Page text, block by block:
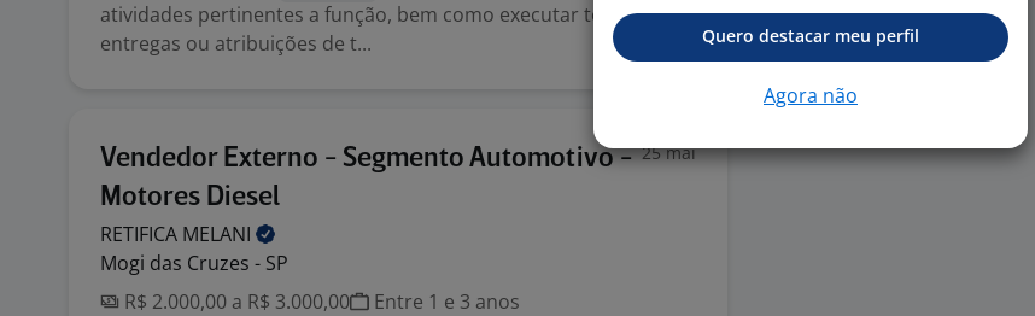
atividades pertinentes a função, bem como executar todas as
entregas ou atribuições de t...
Vendedor Externo - Segmento Automotivo -
Motores Diesel
25 mai
RETIFICA MELANI
Mogi das Cruzes - SP
R$ 2.000,00 a R$ 3.000,00
Entre 1 e 3 anos
Quero destacar meu perfil
Agora não